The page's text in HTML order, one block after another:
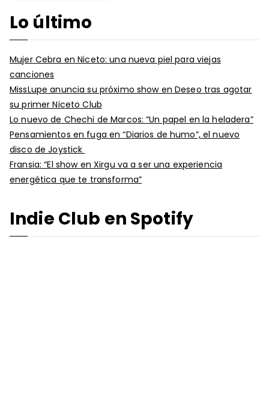
Lo último
Mujer Cebra en Niceto: una nueva piel para viejas
canciones
MissLupe anuncia su próximo show en Deseo tras agotar
su primer Niceto Club
Lo nuevo de Chechi de Marcos: “Un papel en la heladera”
Pensamientos en fuga en “Diarios de humo”, el nuevo
disco de Joystick
Fransia: “El show en Xirgu va a ser una experiencia
energética que te transforma”
Indie Club en Spotify